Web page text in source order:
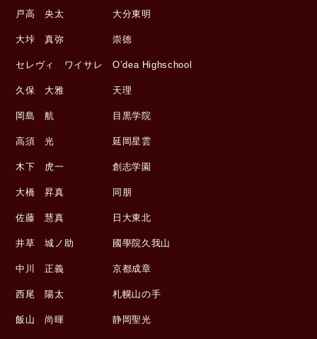
戸高 央太 大分東明
大垰 真弥 崇徳
セレヴィ ワイサレ O’dea Highschool
久保 大雅 天理
岡島 航 目黒学院
高須 光 延岡星雲
木下 虎一 創志学園
大橋 昇真 同朋
佐藤 慧真 日大東北
井草 城ノ助 國學院久我山
中川 正義 京都成章
西尾 陽太 札幌山の手
飯山 尚暉 静岡聖光